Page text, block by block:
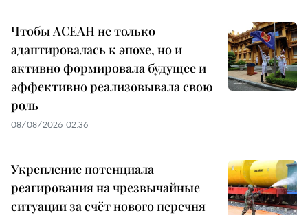
Чтобы АСЕАН не только
адаптировалась к эпохе, но и
активно формировала будущее и
эффективно реализовывала свою
роль
08/08/2026 02:36
Укрепление потенциала
реагирования на чрезвычайные
ситуации за счёт нового перечня